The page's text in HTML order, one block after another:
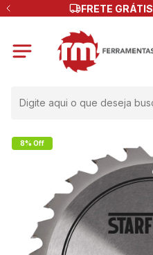
FRETE GRÁTIS
8% Off